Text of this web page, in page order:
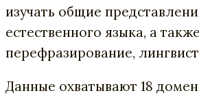
изучать общие
естественного языка, а
перефразирование,
Данные охватывают 18